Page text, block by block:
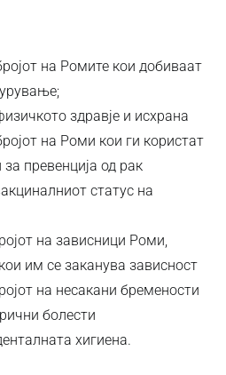
на Ромите кои добиваат
здравје и исхрана
на Роми кои ги користат
превенција од рак
статус на
на зависници Роми,
им се заканува зависност
на несакани бремености
болести
хигиена.